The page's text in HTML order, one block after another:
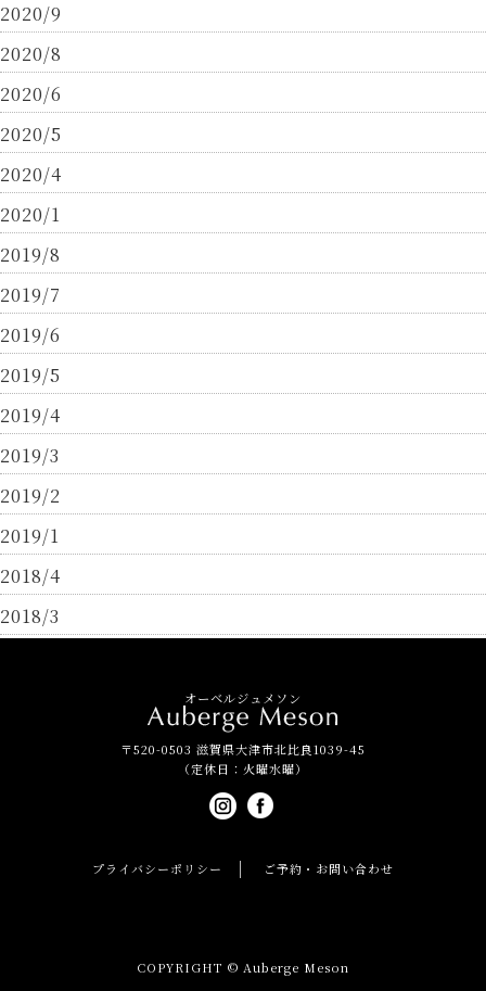
2020/9
2020/8
2020/6
2020/5
2020/4
2020/1
2019/8
2019/7
2019/6
2019/5
2019/4
2019/3
2019/2
2019/1
2018/4
2018/3
オーベルジュメソン
〒520-0503 滋賀県大津市北比良1039-45
（定休日：火曜水曜）
プライバシーポリシー ご予約・お問い合わせ
COPYRIGHT © Auberge Meson